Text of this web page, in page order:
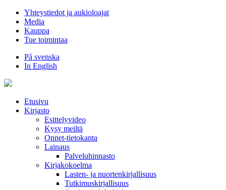
Hyppää
sisältöön
Yhteystiedot ja aukioloajat
Media
Kauppa
Tue toimintaa
På svenska
In English
Etusivu
Kirjasto
Esittelyvideo
Kysy meiltä
Onnet-tietokanta
Lainaus
Palveluhinnasto
Kirjakokoelma
Lasten- ja nuortenkirjallisuus
Tutkimuskirjallisuus